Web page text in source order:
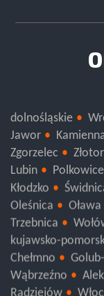
dolnośląskie
Jawor
Zgorzelec
Lubin
Polkowice
Kłodzko
Oleśnica
Oława
Trzebnica
kujawsko-
Chełmno
Wąbrzeźno